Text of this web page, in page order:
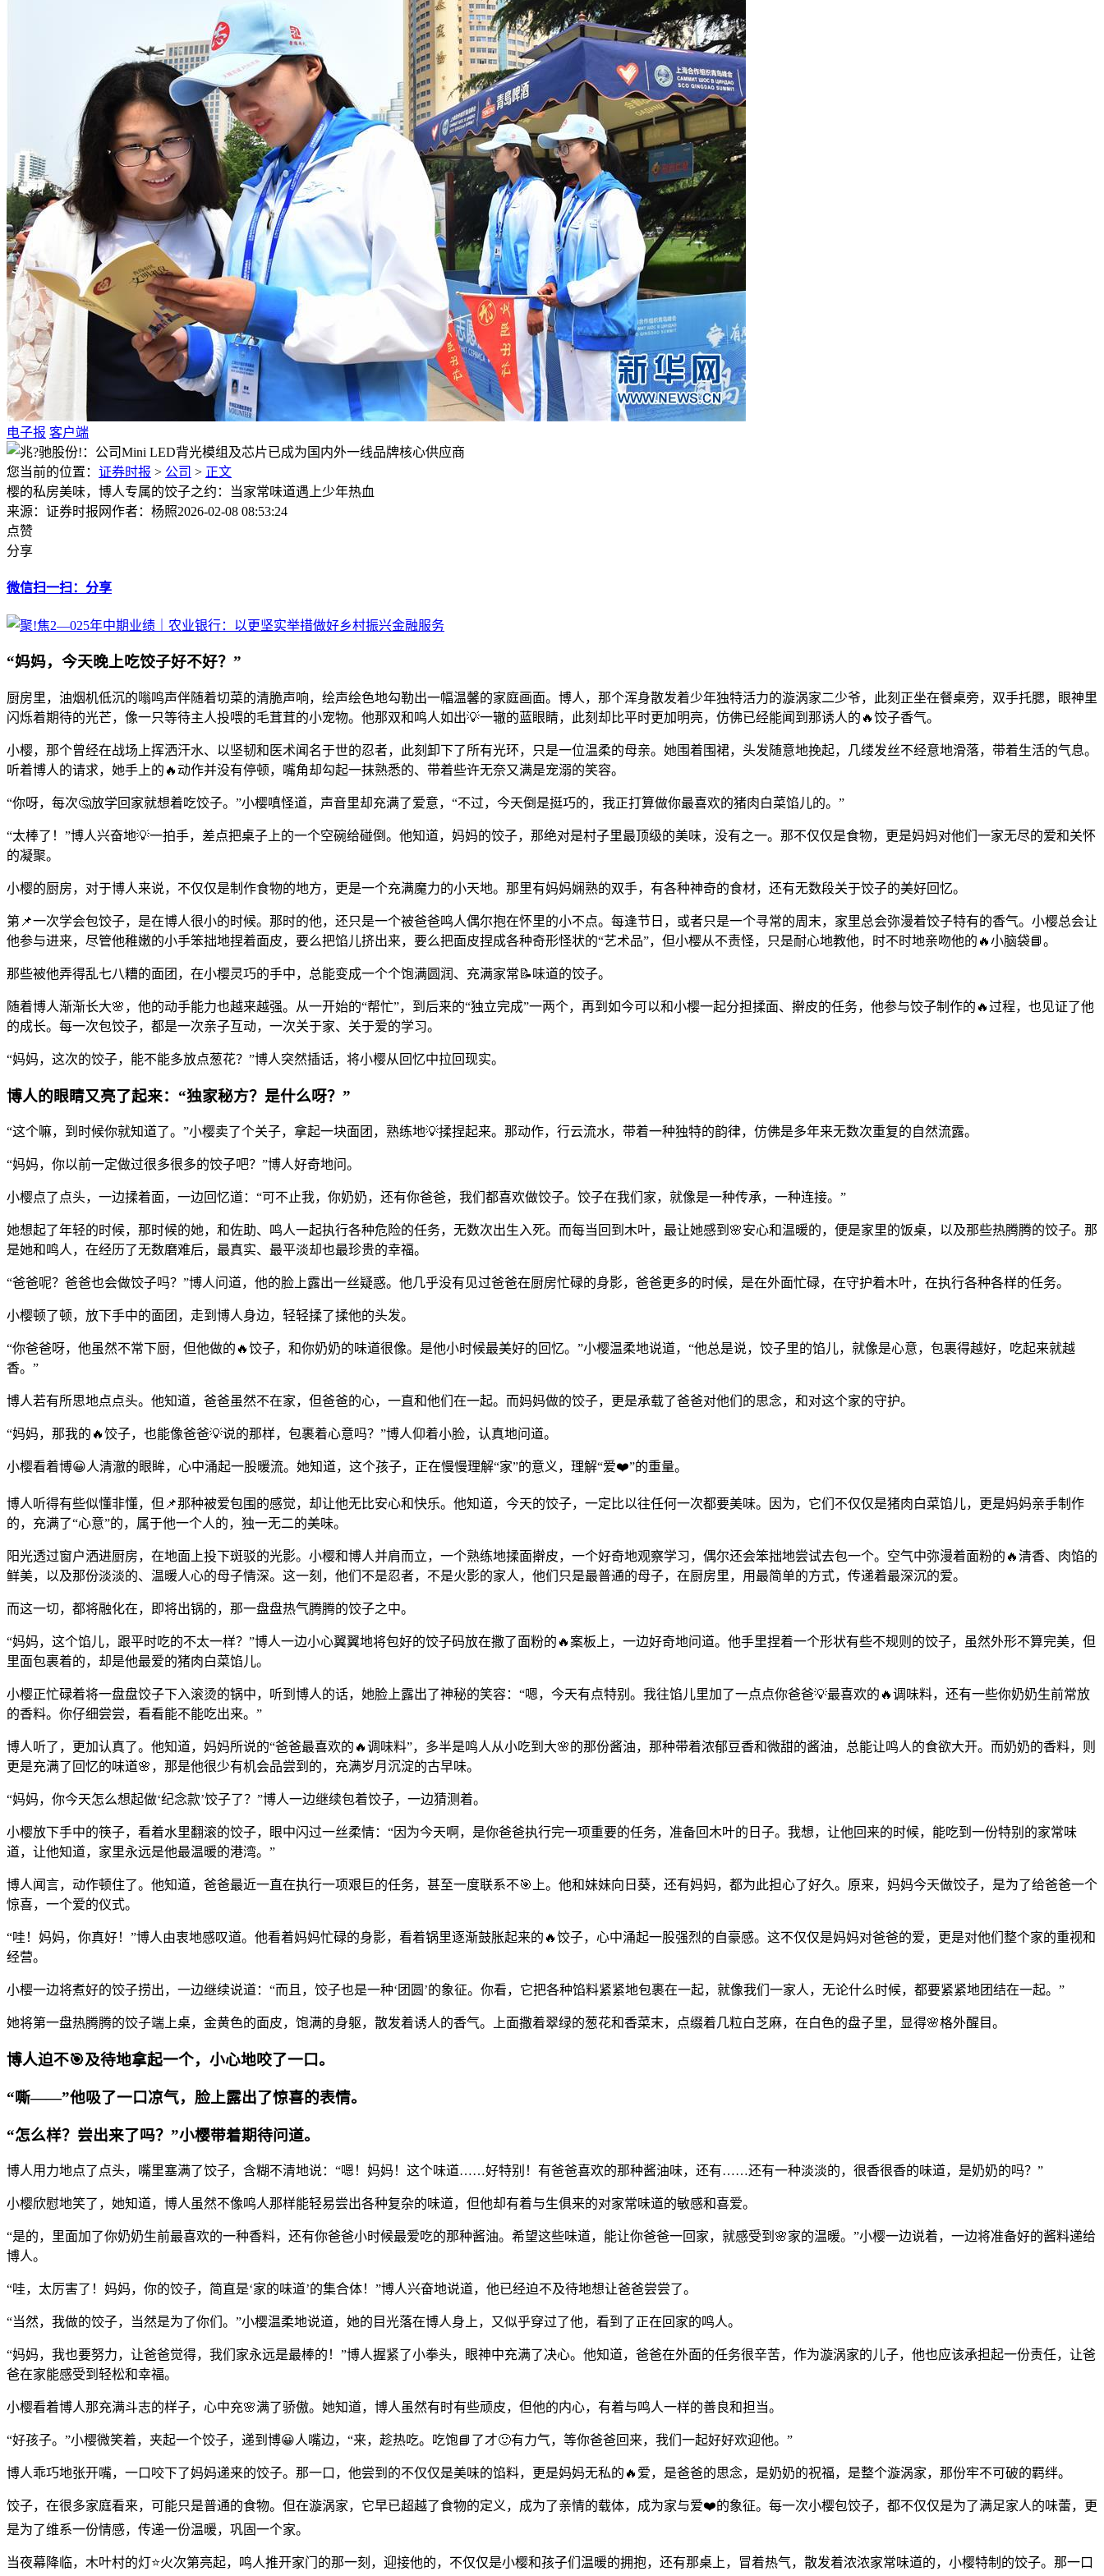
电子报 客户端
您当前的位置： 证券时报 > 公司 > 正文
樱的私房美味，博人专属的饺子之约：当家常味道遇上少年热血
来源：证券时报网作者：杨照2026-02-08 08:53:24
点赞
分享
微信扫一扫：分享
“妈妈，今天晚上吃饺子好不好？”
厨房里，油烟机低沉的嗡鸣声伴随着切菜的清脆声响，绘声绘色地勾勒出一幅温馨的家庭画面。博人，那个浑身散发着少年独特活力的漩涡家二少爷，此刻正坐在餐桌旁，双手托腮，眼神里
闪烁着期待的光芒，像一只等待主人投喂的毛茸茸的小宠物。他那双和鸣人如出💡一辙的蓝眼睛，此刻却比平时更加明亮，仿佛已经能闻到那诱人的🔥饺子香气。
小樱，那个曾经在战场上挥洒汗水、以坚韧和医术闻名于世的忍者，此刻卸下了所有光环，只是一位温柔的母亲。她围着围裙，头发随意地挽起，几缕发丝不经意地滑落，带着生活的气息。
听着博人的请求，她手上的🔥动作并没有停顿，嘴角却勾起一抹熟悉的、带着些许无奈又满是宠溺的笑容。
“你呀，每次🤔放学回家就想着吃饺子。”小樱嗔怪道，声音里却充满了爱意，“不过，今天倒是挺巧的，我正打算做你最喜欢的猪肉白菜馅儿的。”
“太棒了！”博人兴奋地💡一拍手，差点把桌子上的一个空碗给碰倒。他知道，妈妈的饺子，那绝对是村子里最顶级的美味，没有之一。那不仅仅是食物，更是妈妈对他们一家无尽的爱和关怀
的凝聚。
小樱的厨房，对于博人来说，不仅仅是制作食物的地方，更是一个充满魔力的小天地。那里有妈妈娴熟的双手，有各种神奇的食材，还有无数段关于饺子的美好回忆。
第📌一次学会包饺子，是在博人很小的时候。那时的他，还只是一个被爸爸鸣人偶尔抱在怀里的小不点。每逢节日，或者只是一个寻常的周末，家里总会弥漫着饺子特有的香气。小樱总会让
他参与进来，尽管他稚嫩的小手笨拙地捏着面皮，要么把馅儿挤出来，要么把面皮捏成各种奇形怪状的“艺术品”，但小樱从不责怪，只是耐心地教他，时不时地亲吻他的🔥小脑袋📘。
那些被他弄得乱七八糟的面团，在小樱灵巧的手中，总能变成一个个饱满圆润、充满家常📝味道的饺子。
随着博人渐渐长大🌸，他的动手能力也越来越强。从一开始的“帮忙”，到后来的“独立完成”一两个，再到如今可以和小樱一起分担揉面、擀皮的任务，他参与饺子制作的🔥过程，也见证了他
的成长。每一次包饺子，都是一次亲子互动，一次关于家、关于爱的学习。
“妈妈，这次的饺子，能不能多放点葱花？”博人突然插话，将小樱从回忆中拉回现实。
博人的眼睛又亮了起来：“独家秘方？是什么呀？”
“这个嘛，到时候你就知道了。”小樱卖了个关子，拿起一块面团，熟练地💡揉捏起来。那动作，行云流水，带着一种独特的韵律，仿佛是多年来无数次重复的自然流露。
“妈妈，你以前一定做过很多很多的饺子吧？”博人好奇地问。
小樱点了点头，一边揉着面，一边回忆道：“可不止我，你奶奶，还有你爸爸，我们都喜欢做饺子。饺子在我们家，就像是一种传承，一种连接。”
她想起了年轻的时候，那时候的她，和佐助、鸣人一起执行各种危险的任务，无数次出生入死。而每当回到木叶，最让她感到🌸安心和温暖的，便是家里的饭桌，以及那些热腾腾的饺子。那
是她和鸣人，在经历了无数磨难后，最真实、最平淡却也最珍贵的幸福。
“爸爸呢？爸爸也会做饺子吗？”博人问道，他的脸上露出一丝疑惑。他几乎没有见过爸爸在厨房忙碌的身影，爸爸更多的时候，是在外面忙碌，在守护着木叶，在执行各种各样的任务。
小樱顿了顿，放下手中的面团，走到博人身边，轻轻揉了揉他的头发。
“你爸爸呀，他虽然不常下厨，但他做的🔥饺子，和你奶奶的味道很像。是他小时候最美好的回忆。”小樱温柔地说道，“他总是说，饺子里的馅儿，就像是心意，包裹得越好，吃起来就越
香。”
博人若有所思地点点头。他知道，爸爸虽然不在家，但爸爸的心，一直和他们在一起。而妈妈做的饺子，更是承载了爸爸对他们的思念，和对这个家的守护。
“妈妈，那我的🔥饺子，也能像爸爸💡说的那样，包裹着心意吗？”博人仰着小脸，认真地问道。
小樱看着博😀人清澈的眼眸，心中涌起一股暖流。她知道，这个孩子，正在慢慢理解“家”的意义，理解“爱❤️”的重量。
博人听得有些似懂非懂，但📌那种被爱包围的感觉，却让他无比安心和快乐。他知道，今天的饺子，一定比以往任何一次都要美味。因为，它们不仅仅是猪肉白菜馅儿，更是妈妈亲手制作
的，充满了“心意”的，属于他一个人的，独一无二的美味。
阳光透过窗户洒进厨房，在地面上投下斑驳的光影。小樱和博人并肩而立，一个熟练地揉面擀皮，一个好奇地观察学习，偶尔还会笨拙地尝试去包一个。空气中弥漫着面粉的🔥清香、肉馅的
鲜美，以及那份淡淡的、温暖人心的母子情深。这一刻，他们不是忍者，不是火影的家人，他们只是最普通的母子，在厨房里，用最简单的方式，传递着最深沉的爱。
而这一切，都将融化在，即将出锅的，那一盘盘热气腾腾的饺子之中。
“妈妈，这个馅儿，跟平时吃的不太一样？”博人一边小心翼翼地将包好的饺子码放在撒了面粉的🔥案板上，一边好奇地问道。他手里捏着一个形状有些不规则的饺子，虽然外形不算完美，但
里面包裹着的，却是他最爱的猪肉白菜馅儿。
小樱正忙碌着将一盘盘饺子下入滚烫的锅中，听到博人的话，她脸上露出了神秘的笑容：“嗯，今天有点特别。我往馅儿里加了一点点你爸爸💡最喜欢的🔥调味料，还有一些你奶奶生前常放
的香料。你仔细尝尝，看看能不能吃出来。”
博人听了，更加认真了。他知道，妈妈所说的“爸爸最喜欢的🔥调味料”，多半是鸣人从小吃到大🌸的那份酱油，那种带着浓郁豆香和微甜的酱油，总能让鸣人的食欲大开。而奶奶的香料，则
更是充满了回忆的味道🌸，那是他很少有机会品尝到的，充满岁月沉淀的古早味。
“妈妈，你今天怎么想起做‘纪念款’饺子了？”博人一边继续包着饺子，一边猜测着。
小樱放下手中的筷子，看着水里翻滚的饺子，眼中闪过一丝柔情：“因为今天啊，是你爸爸执行完一项重要的任务，准备回木叶的日子。我想，让他回来的时候，能吃到一份特别的家常味
道，让他知道，家里永远是他最温暖的港湾。”
博人闻言，动作顿住了。他知道，爸爸最近一直在执行一项艰巨的任务，甚至一度联系不🎯上。他和妹妹向日葵，还有妈妈，都为此担心了好久。原来，妈妈今天做饺子，是为了给爸爸一个
惊喜，一个爱的仪式。
“哇！妈妈，你真好！”博人由衷地感叹道。他看着妈妈忙碌的身影，看着锅里逐渐鼓胀起来的🔥饺子，心中涌起一股强烈的自豪感。这不仅仅是妈妈对爸爸的爱，更是对他们整个家的重视和
经营。
小樱一边将煮好的饺子捞出，一边继续说道：“而且，饺子也是一种‘团圆’的象征。你看，它把各种馅料紧紧地包裹在一起，就像我们一家人，无论什么时候，都要紧紧地团结在一起。”
她将第一盘热腾腾的饺子端上桌，金黄色的面皮，饱满的身躯，散发着诱人的香气。上面撒着翠绿的葱花和香菜末，点缀着几粒白芝麻，在白色的盘子里，显得🌸格外醒目。
博人迫不🎯及待地拿起一个，小心地咬了一口。
“嘶——”他吸了一口凉气，脸上露出了惊喜的表情。
“怎么样？尝出来了吗？”小樱带着期待问道。
博人用力地点了点头，嘴里塞满了饺子，含糊不清地说：“嗯！妈妈！这个味道……好特别！有爸爸喜欢的那种酱油味，还有……还有一种淡淡的，很香很香的味道，是奶奶的吗？”
小樱欣慰地笑了，她知道，博人虽然不像鸣人那样能轻易尝出各种复杂的味道，但他却有着与生俱来的对家常味道的敏感和喜爱。
“是的，里面加了你奶奶生前最喜欢的一种香料，还有你爸爸小时候最爱吃的那种酱油。希望这些味道，能让你爸爸一回家，就感受到🌸家的温暖。”小樱一边说着，一边将准备好的酱料递给
博人。
“哇，太厉害了！妈妈，你的饺子，简直是‘家的味道’的集合体！”博人兴奋地说道，他已经迫不及待地想让爸爸尝尝了。
“当然，我做的饺子，当然是为了你们。”小樱温柔地说道，她的目光落在博人身上，又似乎穿过了他，看到了正在回家的鸣人。
“妈妈，我也要努力，让爸爸觉得，我们家永远是最棒的！”博人握紧了小拳头，眼神中充满了决心。他知道，爸爸在外面的任务很辛苦，作为漩涡家的儿子，他也应该承担起一份责任，让爸
爸在家能感受到轻松和幸福。
小樱看着博人那充满斗志的样子，心中充🌸满了骄傲。她知道，博人虽然有时有些顽皮，但他的内心，有着与鸣人一样的善良和担当。
“好孩子。”小樱微笑着，夹起一个饺子，递到博😀人嘴边，“来，趁热吃。吃饱📘了才🙂有力气，等你爸爸回来，我们一起好好欢迎他。”
博人乖巧地张开嘴，一口咬下了妈妈递来的饺子。那一口，他尝到的不仅仅是美味的馅料，更是妈妈无私的🔥爱，是爸爸的思念，是奶奶的祝福，是整个漩涡家，那份牢不可破的羁绊。
饺子，在很多家庭看来，可能只是普通的食物。但在漩涡家，它早已超越了食物的定义，成为了亲情的载体，成为家与爱❤️的象征。每一次小樱包饺子，都不仅仅是为了满足家人的味蕾，更
是为了维系一份情感，传递一份温暖，巩固一个家。
当夜幕降临，木叶村的灯⭐火次第亮起，鸣人推开家门的那一刻，迎接他的，不仅仅是小樱和孩子们温暖的拥抱，还有那桌上，冒着热气，散发着浓浓家常味道的，小樱特制的饺子。那一口